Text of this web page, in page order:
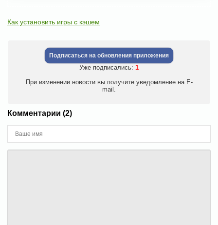
Как установить игры с кэшем
Подписаться на обновления приложения
Уже подписались: 1
При изменении новости вы получите уведомление на E-
mail.
Комментарии (2)